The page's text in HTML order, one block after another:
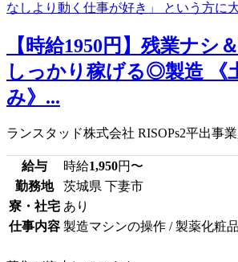
【時給1950円】残業ナシ
しっかり稼げる◎製造 《
み》...
ランスタッド株式会社 RISOPs2平出事
給与 時給1,950円〜
勤務地
茨城県 下妻市
寮・社宅 あり
仕事内容 製造マシンの操作 / 製薬化粧